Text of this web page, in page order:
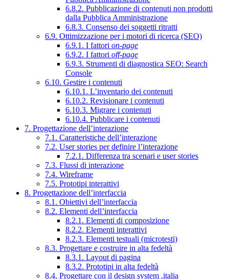
6.8.2. Pubblicazione di contenuti non prodotti
dalla Pubblica Amministrazione
6.8.3. Consenso dei soggetti ritratti
6.9. Ottimizzazione per i motori di ricerca (SEO)
6.9.1. I fattori on-page
6.9.2. I fattori off-page
6.9.3. Strumenti di diagnostica SEO: Search
Console
6.10. Gestire i contenuti
6.10.1. L’inventario dei contenuti
6.10.2. Revisionare i contenuti
6.10.3. Migrare i contenuti
6.10.4. Pubblicare i contenuti
7. Progettazione dell’interazione
7.1. Caratteristiche dell’interazione
7.2. User stories per definire l’interazione
7.2.1. Differenza tra scenari e user stories
7.3. Flussi di interazione
7.4. Wireframe
7.5. Prototipi interattivi
8. Progettazione dell’interfaccia
8.1. Obiettivi dell’interfaccia
8.2. Elementi dell’interfaccia
8.2.1. Elementi di composizione
8.2.2. Elementi interattivi
8.2.3. Elementi testuali (microtesti)
8.3. Progettare e costruire in alta fedeltà
8.3.1. Layout di pagina
8.3.2. Prototipi in alta fedeltà
8.4. Progettare con il design system .italia